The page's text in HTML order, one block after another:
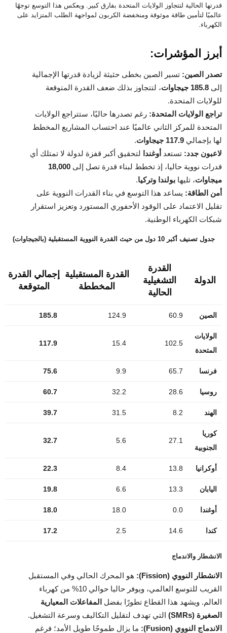
قدرتها الحالية لتتجاوز الولايات المتحدة بفارق كبير. ويعكس هذا التوسع توجهًا
عالميًا لتأمين طاقة موثوقة ومنخفضة الكربون لمواجهة الطلب المتزايد على
الكهرباء.
أبرز المؤشرات:
تصدر الصين: تسير الصين بخطى حثيثة لزيادة قدرتها الإجمالية
إلى 185.8 جيجاوات
، لتتجاوز بذلك ضعف القدرة المتوقعة
للولايات المتحدة.
تراجع الولايات المتحدة: رغم تصدرها حاليًا، ستتراجع الولايات
المتحدة للمركز الثاني عالميًا عند احتساب المشاريع المخطط
لها بإجمالي 117.9 جيجاوات
.
لاعبون جدد: تستعد أوغندا لتحقيق أكبر قفزة لدولة لا تمتلك أي
قدرات نووية حاليا، إذ تخطط لبناء قدرة تصل إلى 18,000
ميجاوات، تليها بولندا وتركيا.
أمن الطاقة: يساعد هذا التوسع في بناء القدرات النووية على
تقليل الاعتماد على الوقود الأحفوري المستورد وتعزيز استقرار
شبكات الكهرباء الوطنية.
جدول تصنيف أكبر 10 دول من حيث القدرة النووية المستقبلية (بالجيجاوات)
الدولة
القدرة
التشغيلية
الحالية
القدرة المستقبلية
المخططة
إجمالي القدرة
المتوقعة
الصين 60.9
124.9
185.8
الولايات
المتحدة
102.5
15.4
117.9
فرنسا 65.7
9.9
75.6
روسيا 28.6
32.2
60.7
الهند 8.2
31.5
39.7
كوريا
الجنوبية
27.1
5.6
32.7
أوكرانيا 13.8
8.4
22.3
اليابان 13.3
6.6
19.8
أوغندا 0.0
18.0
18.0
كندا 14.6
2.5
17.2
الانشطار والاندماج
الانشطار النووي (Fission):
هو المحرك الحالي وفي المستقبل
القريب للتوسع العالمي، ويوفر حاليا حوالي 10% من كهرباء
العالم. ويشهد هذا القطاع تطورًا بفضل المفاعلات المعيارية
الصغيرة (SMRs)
التي تهدف لتقليل التكاليف وسرعة التشغيل.
الاندماج النووي (Fusion):
ما يزال طموحًا طويل الأمد؛ فرغم